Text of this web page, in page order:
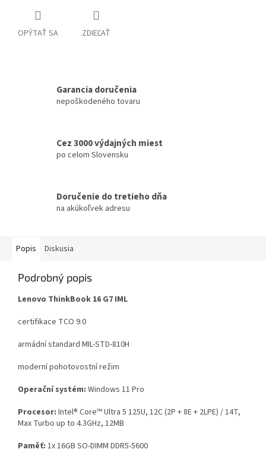
OPÝTAŤ SA ZDIEĽAŤ
Garancia doručenia
nepoškodeného tovaru
Cez 3000 výdajných miest
po celom Slovensku
Doručenie do tretieho dňa
na akúkoľvek adresu
Popis Diskusia
Podrobný popis
Lenovo ThinkBook 16 G7 IML
certifikace TCO 9.0
armádní standard MIL-STD-810H
moderní pohotovostní režim
Operační systém: Windows 11 Pro
Procesor: Intel® Core™ Ultra 5 125U, 12C (2P + 8E + 2LPE) / 14T,
Max Turbo up to 4.3GHz, 12MB
Paměť: 1x 16GB SO-DIMM DDR5-5600